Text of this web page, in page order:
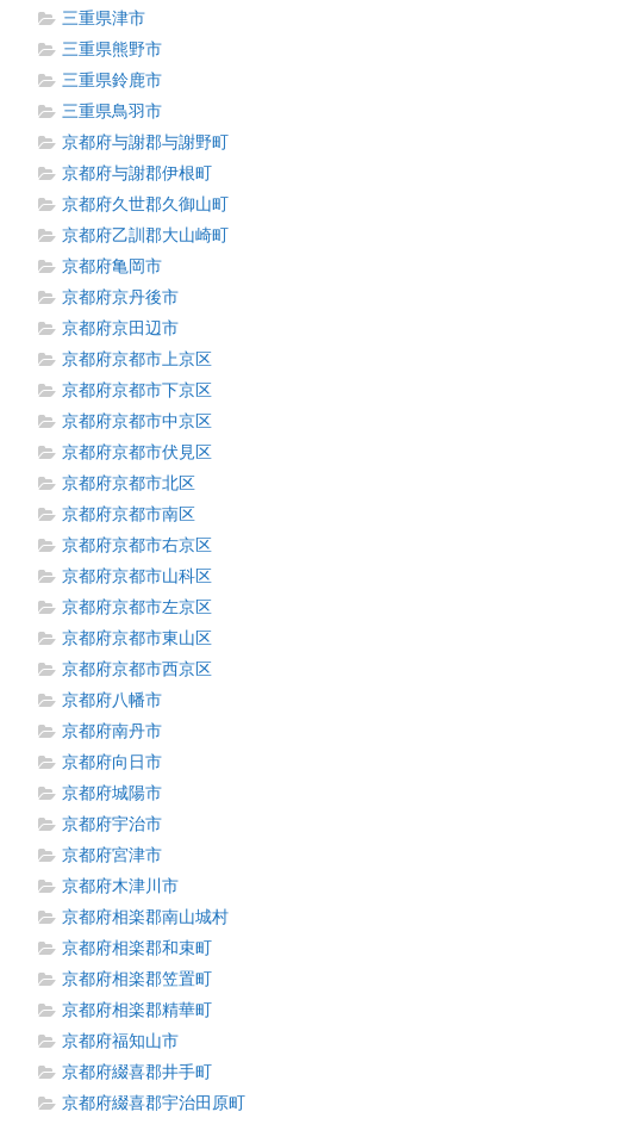
三重県津市
三重県熊野市
三重県鈴鹿市
三重県鳥羽市
京都府与謝郡与謝野町
京都府与謝郡伊根町
京都府久世郡久御山町
京都府乙訓郡大山崎町
京都府亀岡市
京都府京丹後市
京都府京田辺市
京都府京都市上京区
京都府京都市下京区
京都府京都市中京区
京都府京都市伏見区
京都府京都市北区
京都府京都市南区
京都府京都市右京区
京都府京都市山科区
京都府京都市左京区
京都府京都市東山区
京都府京都市西京区
京都府八幡市
京都府南丹市
京都府向日市
京都府城陽市
京都府宇治市
京都府宮津市
京都府木津川市
京都府相楽郡南山城村
京都府相楽郡和束町
京都府相楽郡笠置町
京都府相楽郡精華町
京都府福知山市
京都府綴喜郡井手町
京都府綴喜郡宇治田原町